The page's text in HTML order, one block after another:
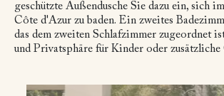
geschützte Außendusche Sie dazu ein, sich
Côte d'Azur zu baden. Ein zweites
das dem zweiten Schlafzimmer zugeordnet
und Privatsphäre für Kinder oder zusätzliche